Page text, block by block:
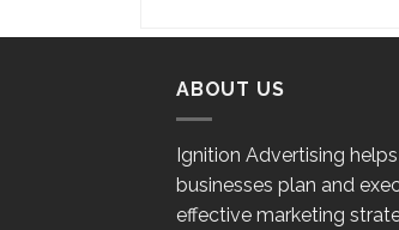
ABOUT US
Ignition Advertising helps
businesses plan and
effective marketing